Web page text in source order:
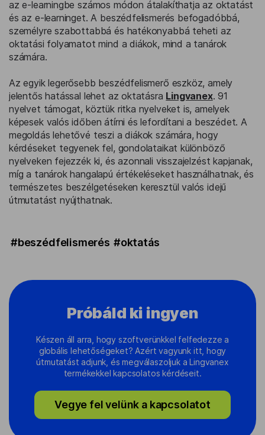
az e-learningbe számos módon átalakíthatja az oktatást
és az e-learninget. A beszédfelismerés befogadóbbá,
személyre szabottabbá és hatékonyabbá teheti az
oktatási folyamatot mind a diákok, mind a tanárok
számára.
Az egyik legerősebb beszédfelismerő eszköz, amely
jelentős hatással lehet az oktatásra Lingvanex. 91
nyelvet támogat, köztük ritka nyelveket is, amelyek
képesek valós időben átírni és lefordítani a beszédet. A
megoldás lehetővé teszi a diákok számára, hogy
kérdéseket tegyenek fel, gondolataikat különböző
nyelveken fejezzék ki, és azonnali visszajelzést kapjanak,
míg a tanárok hangalapú értékeléseket használhatnak, és
természetes beszélgetéseken keresztül valós idejű
útmutatást nyújthatnak.
#beszédfelismerés #oktatás
Próbáld ki ingyen
Készen áll arra, hogy szoftverünkkel felfedezze a
globális lehetőségeket? Azért vagyunk itt, hogy
útmutatást adjunk, és megválaszoljuk a Lingvanex
termékekkel kapcsolatos kérdéseit.
Vegye fel velünk a kapcsolatot